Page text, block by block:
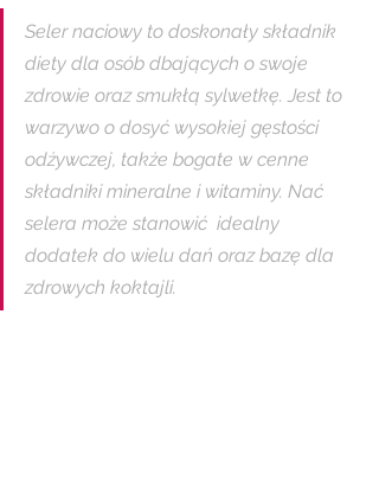
Seler naciowy to doskonały składnik
diety dla osób dbających o swoje
zdrowie oraz smukłą sylwetkę. Jest to
warzywo o dosyć wysokiej gęstości
odżywczej, także bogate w cenne
składniki mineralne i witaminy. Nać
selera może stanowić  idealny
dodatek do wielu dań oraz bazę dla
zdrowych koktajli.